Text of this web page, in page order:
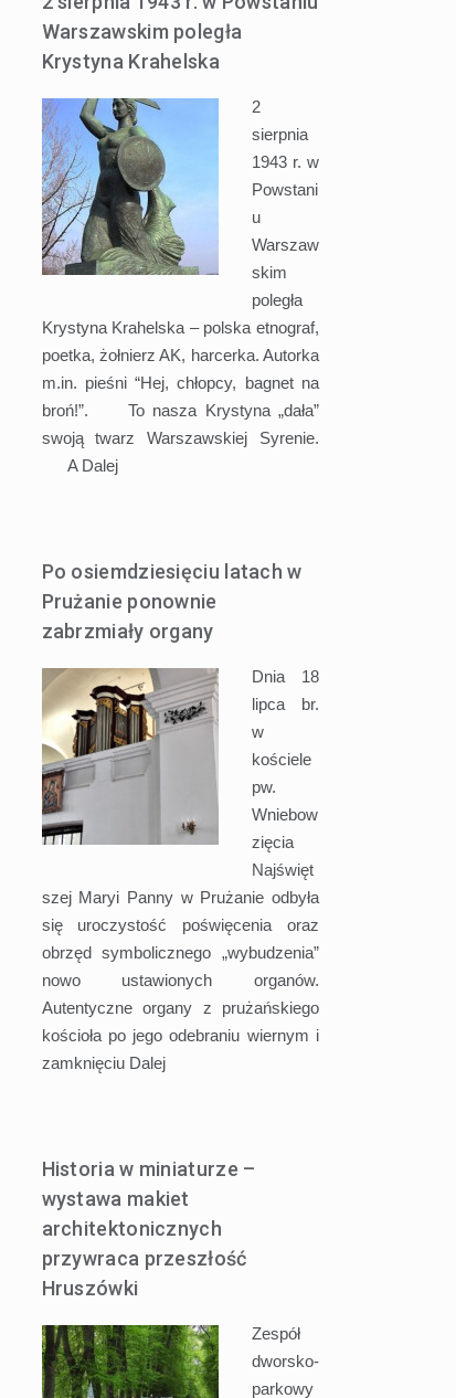
Warszawskim poległa
Krystyna Krahelska
2
sierpnia
1943 r. w
Powstani
u
Warszaw
skim
poległa
Krystyna Krahelska – polska etnograf,
poetka, żołnierz AK, harcerka. Autorka
m.in. pieśni “Hej, chłopcy, bagnet na
broń!”. To nasza Krystyna „dała”
swoją twarz Warszawskiej Syrenie.
A Dalej
Po osiemdziesięciu latach w
Prużanie ponownie
zabrzmiały organy
Dnia 18
lipca br.
w
kościele
pw.
Wniebow
zięcia
Najświęt
szej Maryi Panny w Prużanie odbyła
się uroczystość poświęcenia oraz
obrzęd symbolicznego „wybudzenia”
nowo ustawionych organów.
Autentyczne organy z prużańskiego
kościoła po jego odebraniu wiernym i
zamknięciu Dalej
Historia w miniaturze –
wystawa makiet
architektonicznych
przywraca przeszłość
Hruszówki
Zespół
dworsko-
parkowy